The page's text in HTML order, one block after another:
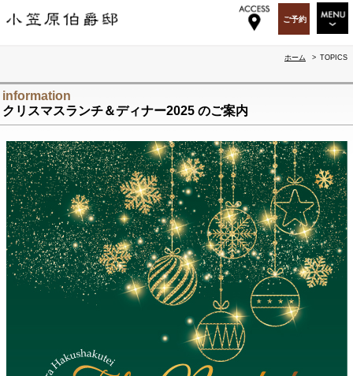
ご予約
WEDDING&PARTY
PARTY&EVENT
OGA BAR & GIFT
TOPICS
OGASAWARA-TEI
ABOUT US
RECRUIT
ACCESS
ご予約
ホーム > TOPICS
information
クリスマスランチ＆ディナー2025 のご案内